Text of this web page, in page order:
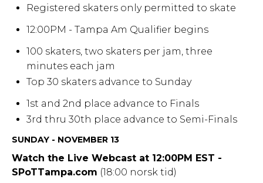
Registered skaters only permitted to skate
12:00PM - Tampa Am Qualifier begins
100 skaters, two skaters per jam, three
minutes each jam
Top 30 skaters advance to Sunday
1st and 2nd place advance to Finals
3rd thru 30th place advance to Semi-Finals
SUNDAY - NOVEMBER 13
Watch the Live Webcast at 12:00PM EST -
SPoTTampa.com (18:00 norsk tid)